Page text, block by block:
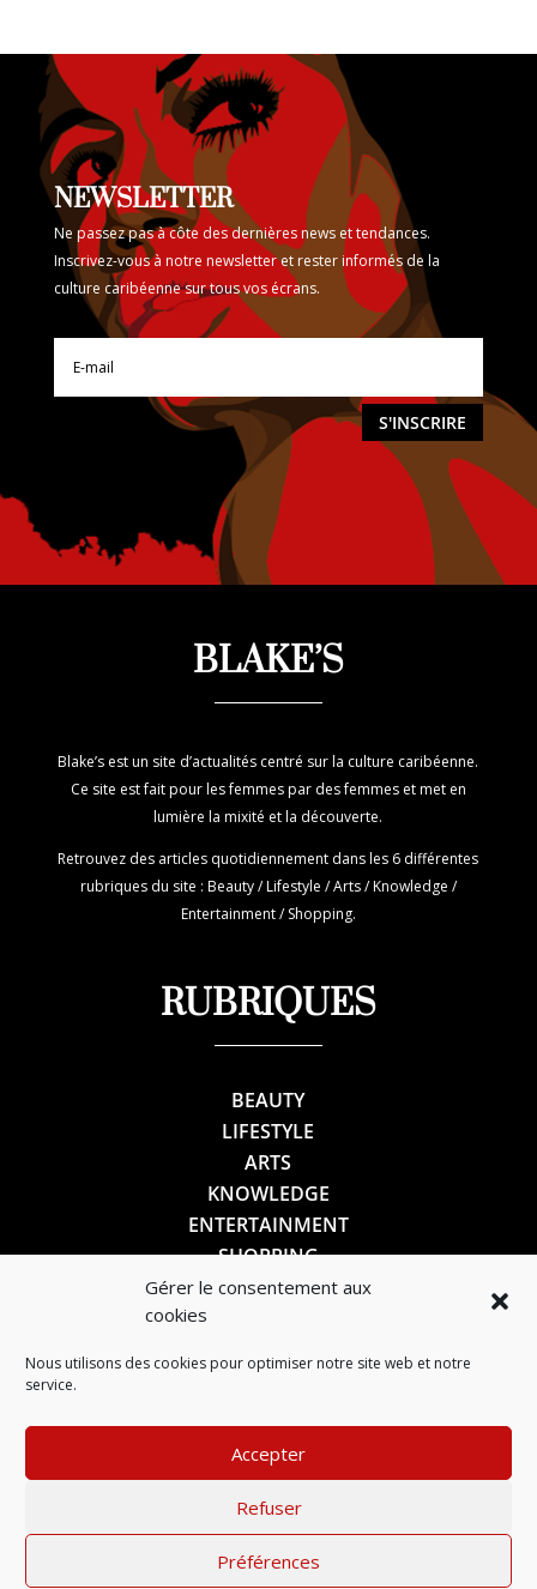
Gérer le consentement aux
cookies
Nous utilisons des cookies pour optimiser notre site web et notre
service.
Accepter
Refuser
Préférences
NEWSLETTER
Ne passez pas à côte des dernières news et tendances.
Inscrivez-vous à notre newsletter et rester informés de la
culture caribéenne sur tous vos écrans.
S'INSCRIRE
BLAKE’S
Blake’s est un site d’actualités centré sur la culture caribéenne.
Ce site est fait pour les femmes par des femmes et met en
lumière la mixité et la découverte.
Retrouvez des articles quotidiennement dans les 6 différentes
rubriques du site : Beauty / Lifestyle / Arts / Knowledge /
Entertainment / Shopping.
RUBRIQUES
BEAUTY
LIFESTYLE
ARTS
KNOWLEDGE
ENTERTAINMENT
SHOPPING
SUIVEZ-NOUS
Mentions légales–Politique de confidentialité